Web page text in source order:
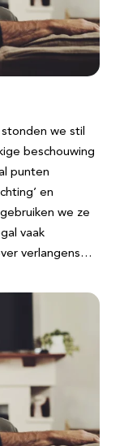
we stil
beschouwing
punten
en
we ze
vaak
verlangens…